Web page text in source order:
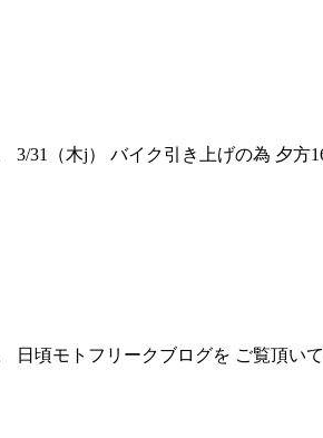
31（木j） バイク引き上げの為 夕
日頃モトフリークブログを ご覧頂